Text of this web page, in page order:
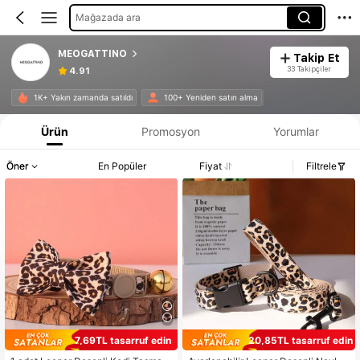
Mağazada ara
MEOGATTINO
4.91
Takip Et
33 Takipçiler
1K+ Yakın zamanda satıldı 100+ Yeniden satın alma
Ürün Promosyon Yorumlar
Öner En Popüler Fiyat Filtrele
7,69TL tasarruf edin
20,85TL tasarruf edin